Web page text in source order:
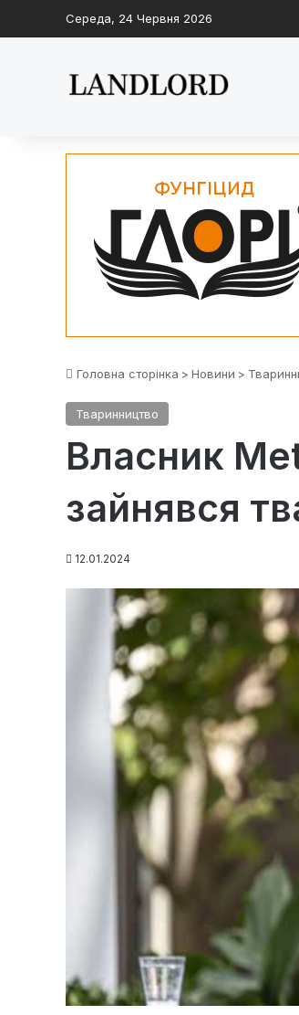
Середа, 24 Червня 2026
Головна сторінка > Новини >
Тваринництво
Власник
зайнявся
12.01.2024